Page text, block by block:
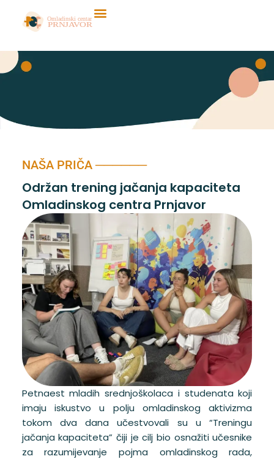
NAŠA PRIČA ──────
Održan trening jačanja kapaciteta
Omladinskog centra Prnjavor
Petnaest mladih srednjoškolaca i studenata koji
imaju iskustvo u polju omladinskog aktivizma
tokom dva dana učestvovali su u “Treningu
jačanja kapaciteta” čiji je cilj bio osnažiti učesnike
za razumijevanje pojma omladinskog rada,